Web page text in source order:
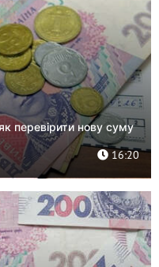
перевірити нову суму
16:20